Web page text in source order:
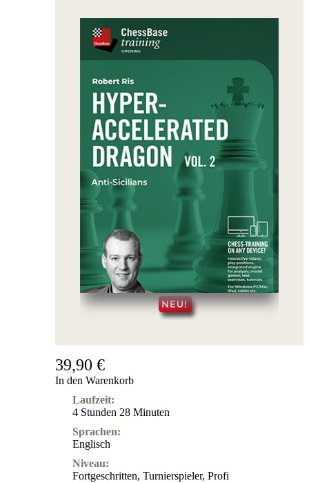
39,90 €
In den Warenkorb
Laufzeit:
4 Stunden 28 Minuten
Sprachen:
Englisch
Niveau:
Fortgeschritten, Turnierspieler, Profi